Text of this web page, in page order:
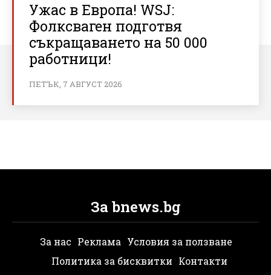
Ужас в Европа! WSJ:
Фолксваген подготвя
съкращаването на 50 000
работници!
ПЕТЪК, 7 АВГУСТ 2026
За bnews.bg
За нас Реклама Условия за ползване
Политика за бисквитки Контакти